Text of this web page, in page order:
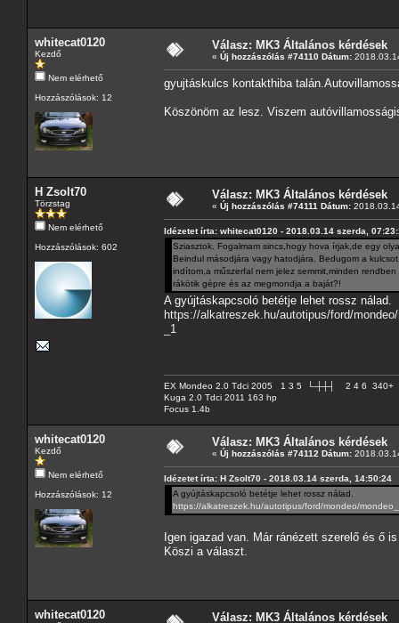
whitecat0120
Kezdő
Nem elérhető
Hozzászólások: 12
Válasz: MK3 Általános kérdések
« Új hozzászólás #74110 Dátum:
gyujtáskulcs kontakthiba
Köszönöm az lesz. Viszem
H Zsolt70
Törzstag
Nem elérhető
Hozzászólások: 602
Válasz: MK3 Általános kérdések
« Új hozzászólás #74111 Dátum:
Idézetet írta: whitecat0120 - 2018.03.14 szerda,
Sziasztok. Fogalmam sincs,hogy hova írjak,de egy
Beindul másodjára vagy hatodjára. Bedugom a
indítom,a műszerfal nem jelez semmit,minden
rákötik gépre és az megmondja a baját?!
A gyújtáskapcsoló betétje lehet rossz nálad.
https://alkatreszek.hu/autotipus/ford/
_1
EX Mondeo 2.0 Tdci 2005 1 3 5 └-┼┼┤ 2 4 6 340+
Kuga 2.0 Tdci 2011 163 hp
Focus 1.4b
whitecat0120
Kezdő
Nem elérhető
Hozzászólások: 12
Válasz: MK3 Általános kérdések
« Új hozzászólás #74112 Dátum:
Idézetet írta: H Zsolt70 - 2018.03.14 szerda, 14:50:24
A gyújtáskapcsoló betétje lehet rossz nálad.
https://alkatreszek.hu/autotipus/ford/mondeo/
Igen igazad van. Már ránézett szerelő és ő
Köszi a választ.
whitecat0120 Válasz: MK3 Általános kérdések